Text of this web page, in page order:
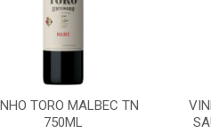
TORO MALBEC TN
750ML